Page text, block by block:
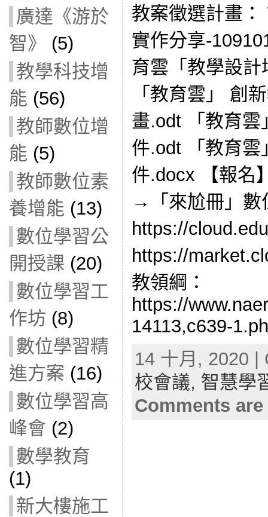
廣達《游於
智》
(5)
教學科技增
能 (56)
教師數位增
能 (5)
教師數位素
養增能 (13)
數位學習公
開授課 (20)
數位學習工
作坊 (8)
數位學習精
進方案 (16)
數位學習高
峰會 (2)
數學教育
(1)
新大樓施工
教案徵選計畫
實作分享-
育雲「教學設計
「教育雲」 創
畫.odt 「教育雲
件.odt 「教育雲
件.docx 【報名
→「來尬冊」數
https://
https://
教領綱：
https://
14113,c639-
14 十月, 2020
校會議, 智慧學
Comments